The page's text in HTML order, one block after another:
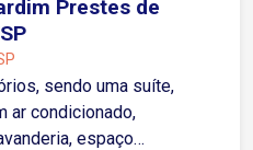
Prestes de
sendo uma suíte,
ar condicionado,
espaço